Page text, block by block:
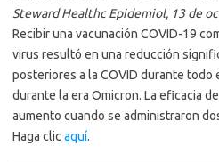
Steward Healthc Epidemiol, 13 de
Recibir una vacunación COVID-19
virus resultó en una reducción
posteriores a la COVID durante
durante la era Omicron. La eficacia
aumento cuando se administraron
Haga clicaquí.